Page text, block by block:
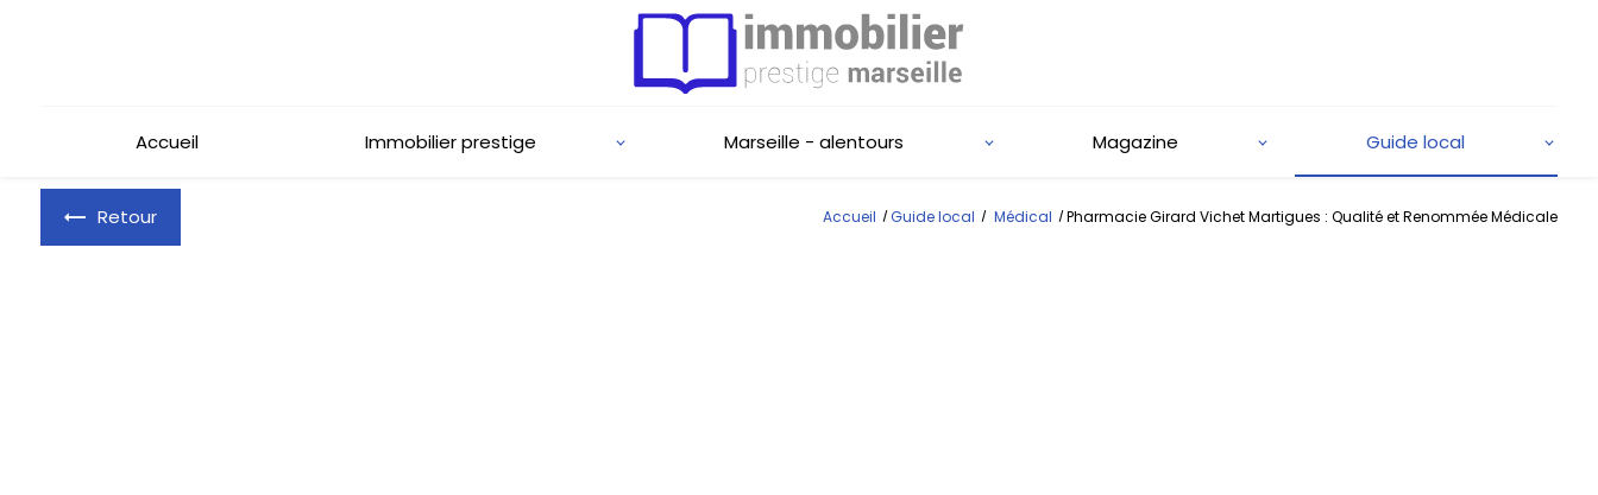
Accueil Immobilier prestige Marseille - alentours Magazine Guide local
Accueil Guide local Médical Pharmacie Girard Vichet Martigues : Qualité et Renommée Médicale
Retour